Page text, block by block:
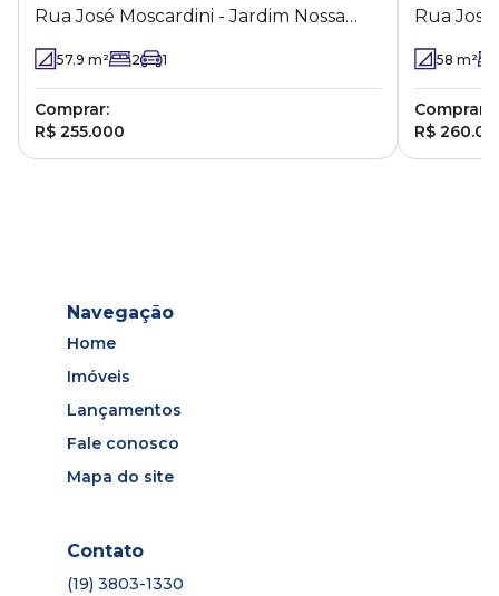
Rua José Moscardini - Jardim Nossa
Senhora de Fátima
57.9 m² 2 1
Comprar:
R$ 255.000
Rua
Senhora
58 m²
Comprar:
R$
Navegação
Home
Imóveis
Lançamentos
Fale conosco
Mapa do site
Contato
(19) 3803-1330